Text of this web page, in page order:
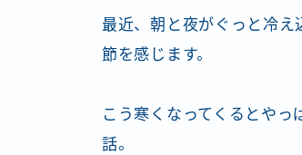
最近、朝と夜がぐっと冷
節を感じます。
こう寒くなってくるとや
話。